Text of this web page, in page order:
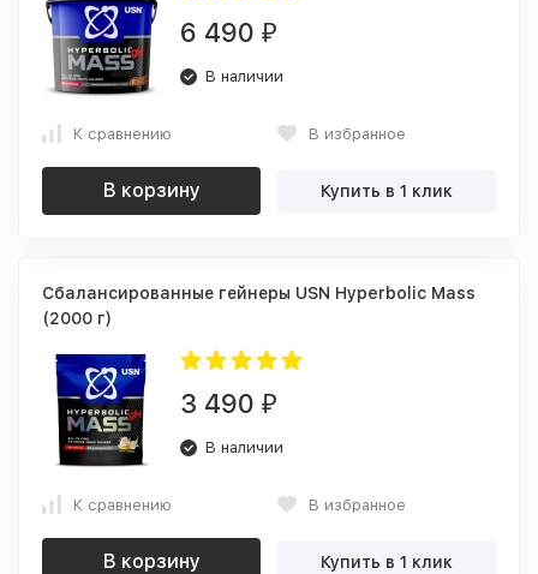
6 490 ₽
В наличии
К сравнению В избранное
В корзину Купить в 1 клик
Сбалансированные гейнеры USN Hyperbolic Mass
(2000 г)
3 490 ₽
В наличии
К сравнению В избранное
В корзину Купить в 1 клик